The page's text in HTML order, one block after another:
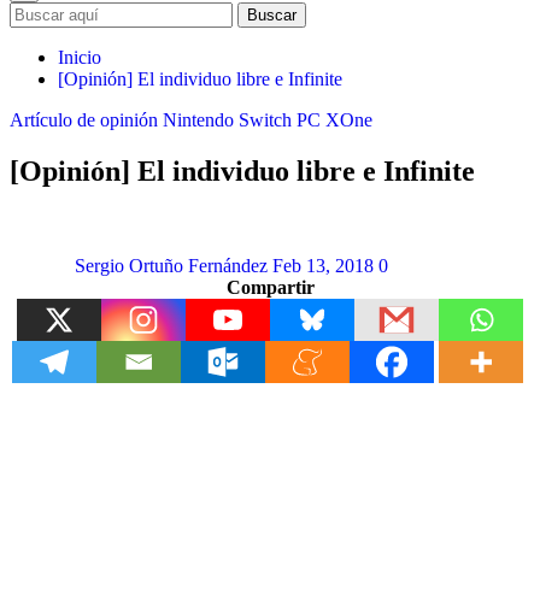
Buscar
Inicio
[Opinión] El individuo libre e Infinite
Artículo de opinión Nintendo Switch PC XOne
[Opinión] El individuo libre e Infinite
Sergio Ortuño Fernández Feb 13, 2018 0
Compartir